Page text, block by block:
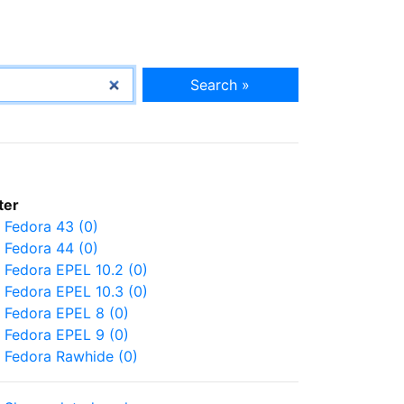
Search »
Fedora 43 (0)
Fedora 44 (0)
Fedora EPEL 10.2 (0)
Fedora EPEL 10.3 (0)
Fedora EPEL 8 (0)
Fedora EPEL 9 (0)
Fedora Rawhide (0)